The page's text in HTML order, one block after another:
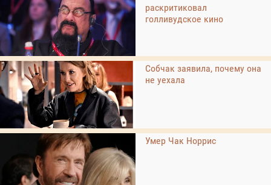
раскритиковал
голливудское кино
Собчак заявила, почему она
не уехала
Умер Чак Норрис